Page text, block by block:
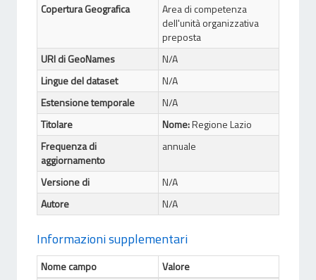
Copertura Geografica
Area di competenza
dell'unità organizzativa
preposta
URI di GeoNames
N/A
Lingue del dataset
N/A
Estensione temporale
N/A
Titolare
Nome:Regione Lazio
Frequenza di
aggiornamento
annuale
Versione di
N/A
Autore
N/A
Informazioni supplementari
Nome campo
Valore